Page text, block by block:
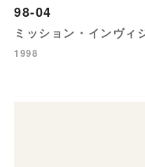
98-04
ミッション・インヴィ
1998